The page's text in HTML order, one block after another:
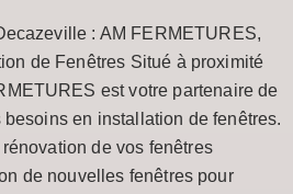
: AM FERMETURES,
de Fenêtres Situé à proximité
est votre partenaire de
en installation de fenêtres.
de vos fenêtres
de nouvelles fenêtres pour